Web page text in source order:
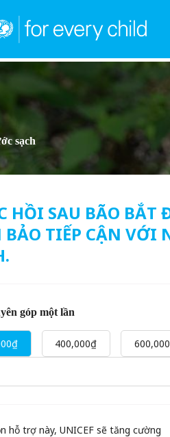
sạch
HỒI SAU BÃO BẮT
TIẾP CẬN VỚI
góp một lần
400,000₫
hỗ trợ này, UNICEF sẽ tăng cường